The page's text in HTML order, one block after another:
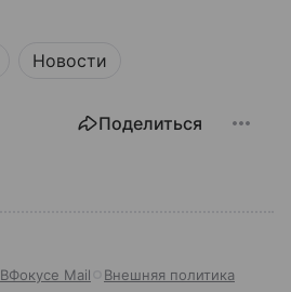
Новости
Поделиться
ВФокусе Mail Внешняя политика